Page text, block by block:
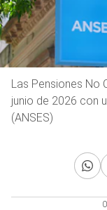
Las Pensiones No
junio de 2026 con
(ANSES)